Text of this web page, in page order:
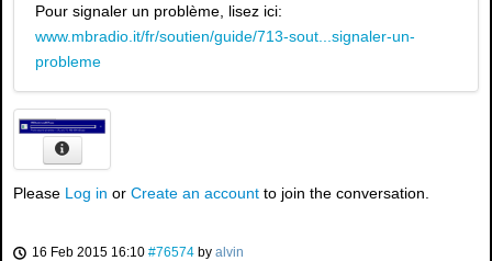
Pour signaler un problème, lisez ici:
www.mbradio.it/fr/soutien/guide/713-sout...signaler-un-
probleme
Please Log in or Create an account to join the conversation.
16 Feb 2015 16:10 #76574 by alvin